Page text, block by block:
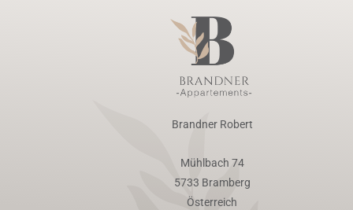
Brandner Robert
Mühlbach 74
5733 Bramberg
Österreich